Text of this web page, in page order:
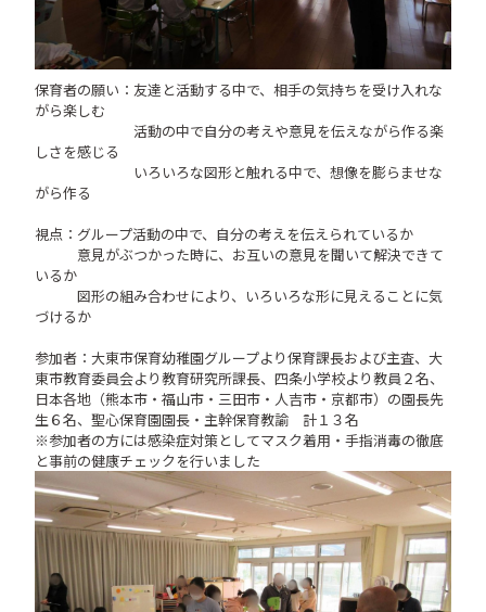
保育者の願い：友達と活動する中で、相手の気持ちを受け入れな
がら楽しむ
活動の中で自分の考えや意見を伝えながら作る楽
しさを感じる
いろいろな図形と触れる中で、想像を膨らませな
がら作る
視点：グループ活動の中で、自分の考えを伝えられているか
意見がぶつかった時に、お互いの意見を聞いて解決できて
いるか
図形の組み合わせにより、いろいろな形に見えることに気
づけるか
参加者：大東市保育幼稚園グループより保育課長および主査、大
東市教育委員会より教育研究所課長、四条小学校より教員２名、
日本各地（熊本市・福山市・三田市・人吉市・京都市）の園長先
生６名、聖心保育園園長・主幹保育教諭 計１３名
※参加者の方には感染症対策としてマスク着用・手指消毒の徹底
と事前の健康チェックを行いました